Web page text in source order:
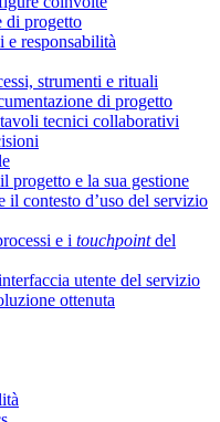
di progetto
responsabilità
strumenti e rituali
di progetto
tecnici collaborativi
progetto e la sua gestione
il contesto d’uso del servizio
e i touchpointdel
utente del servizio
ottenuta